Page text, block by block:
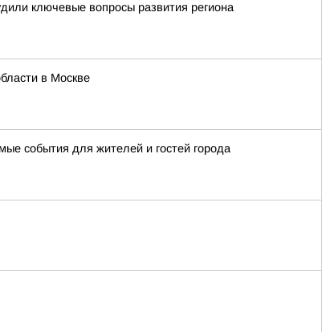
ключевые вопросы развития региона
в Москве
события для жителей и гостей города